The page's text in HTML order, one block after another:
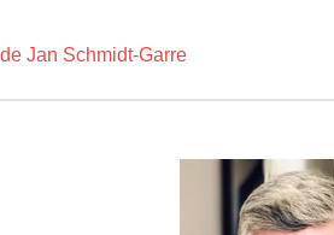
Jan Schmidt-Garre